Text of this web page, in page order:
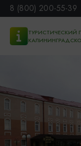
8 (800) 200-55-39
ТУРИСТИЧЕСКИЙ